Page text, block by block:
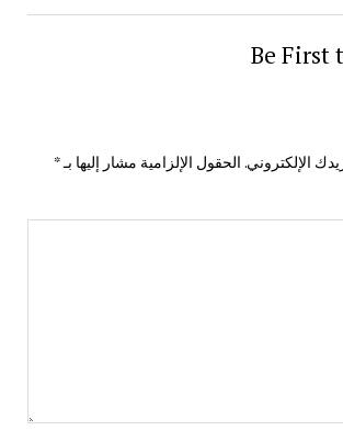
Be First
الإلكتروني. الحقول الإلزامية مشار إليها بـ*